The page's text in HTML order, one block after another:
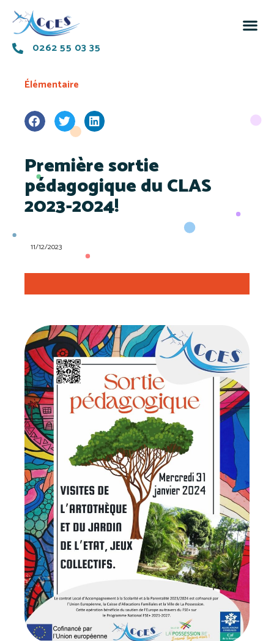
0262 55 03 35
Élémentaire
Première sortie
pédagogique du CLAS
2023-2024!
11/12/2023